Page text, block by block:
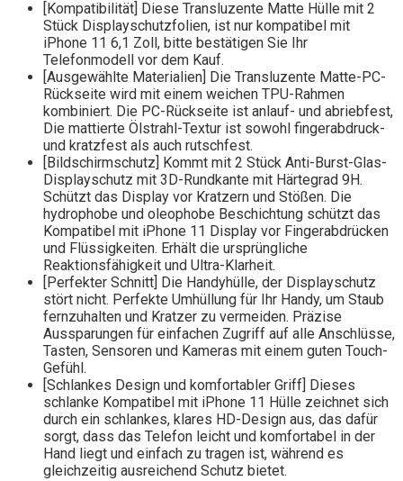
[Kompatibilität] Diese Transluzente Matte Hülle mit 2
Stück Displayschutzfolien, ist nur kompatibel mit
iPhone 11 6,1 Zoll, bitte bestätigen Sie Ihr
Telefonmodell vor dem Kauf.
[Ausgewählte Materialien] Die Transluzente Matte-PC-
Rückseite wird mit einem weichen TPU-Rahmen
kombiniert. Die PC-Rückseite ist anlauf- und abriebfest,
Die mattierte Ölstrahl-Textur ist sowohl fingerabdruck-
und kratzfest als auch rutschfest.
[Bildschirmschutz] Kommt mit 2 Stück Anti-Burst-Glas-
Displayschutz mit 3D-Rundkante mit Härtegrad 9H.
Schützt das Display vor Kratzern und Stößen. Die
hydrophobe und oleophobe Beschichtung schützt das
Kompatibel mit iPhone 11 Display vor Fingerabdrücken
und Flüssigkeiten. Erhält die ursprüngliche
Reaktionsfähigkeit und Ultra-Klarheit.
[Perfekter Schnitt] Die Handyhülle, der Displayschutz
stört nicht. Perfekte Umhüllung für Ihr Handy, um Staub
fernzuhalten und Kratzer zu vermeiden. Präzise
Aussparungen für einfachen Zugriff auf alle Anschlüsse,
Tasten, Sensoren und Kameras mit einem guten Touch-
Gefühl.
[Schlankes Design und komfortabler Griff] Dieses
schlanke Kompatibel mit iPhone 11 Hülle zeichnet sich
durch ein schlankes, klares HD-Design aus, das dafür
sorgt, dass das Telefon leicht und komfortabel in der
Hand liegt und einfach zu tragen ist, während es
gleichzeitig ausreichend Schutz bietet.